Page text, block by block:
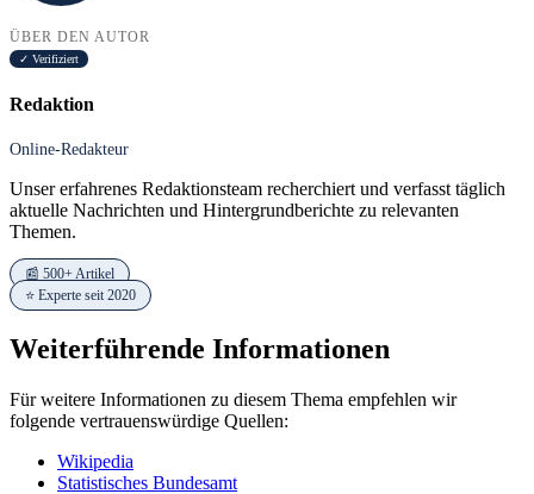
ÜBER DEN AUTOR
✓ Verifiziert
Redaktion
Online-Redakteur
Unser erfahrenes Redaktionsteam recherchiert und verfasst täglich
aktuelle Nachrichten und Hintergrundberichte zu relevanten
Themen.
📰 500+ Artikel
⭐ Experte seit 2020
Weiterführende Informationen
Für weitere Informationen zu diesem Thema empfehlen wir
folgende vertrauenswürdige Quellen:
Wikipedia
Statistisches Bundesamt